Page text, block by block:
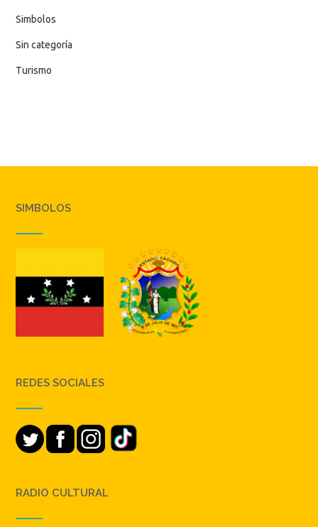
Simbolos
Sin categoría
Turismo
SIMBOLOS
REDES SOCIALES
RADIO CULTURAL